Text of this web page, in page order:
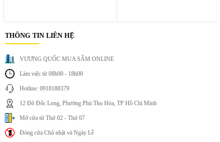
4. Ngăn rau củ rộng rãi giữ ẩm tốt
THÔNG TIN LIÊN HỆ
VƯƠNG QUỐC MUA SẮM ONLINE
Làm việc từ 08h00 - 18h00
Hotline: 0918188379
12 Đô Đốc Long, Phường Phú Thọ Hòa, TP Hồ Chí Minh
Mở cửa từ Thứ 02 - Thứ 07
Đóng cửa Chủ nhật và Ngày Lễ